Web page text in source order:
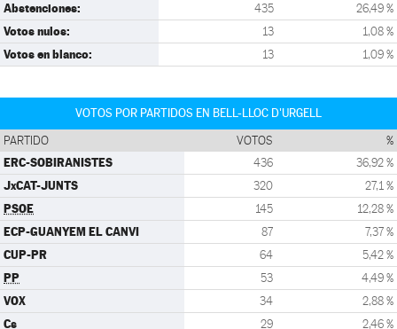
Abstenciones: 435 26,49 %
Votos nulos: 13 1,08 %
Votos en blanco: 13 1,09 %
VOTOS POR PARTIDOS EN BELL-LLOC D'URGELL
PARTIDO VOTOS %
ERC-SOBIRANISTES 436 36,92 %
JxCAT-JUNTS 320 27,1 %
PSOE 145 12,28 %
ECP-GUANYEM EL CANVI 87 7,37 %
CUP-PR 64 5,42 %
PP 53 4,49 %
VOX 34 2,88 %
Cs 29 2,46 %